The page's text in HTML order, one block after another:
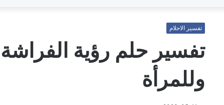
تفسير الاحلام
تفسير حلم رؤية
وللمرأة